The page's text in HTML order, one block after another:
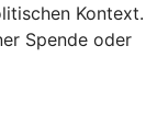
Kontext.
Spende oder